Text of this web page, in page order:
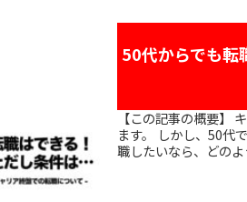
50代からでも
【この記事の概要】 キャリア終盤である50代。そんな50代からでも転職を志す人は大勢い
ます。 しかし、50代